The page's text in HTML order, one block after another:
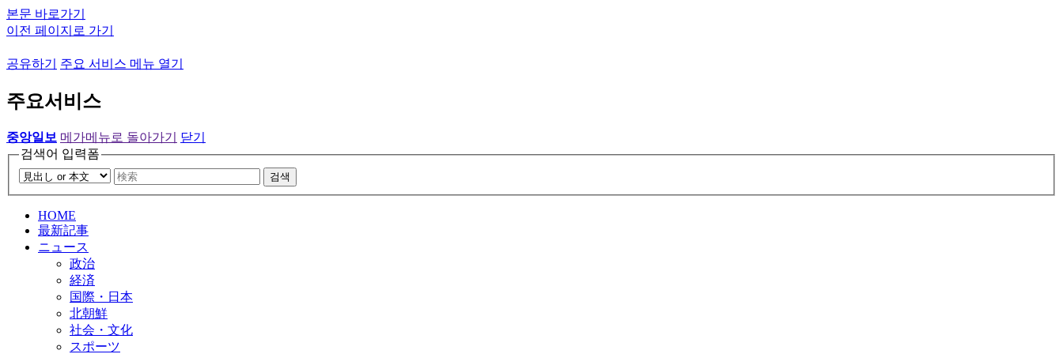
본문 바로가기
이전 페이지로 가기
공유하기 주요 서비스 메뉴 열기
주요서비스
중앙일보 메가메뉴로 돌아가기
닫기
검색어 입력폼
검색
HOME
最新記事
ニュース
政治
経済
国際・日本
北朝鮮
社会・文化
スポーツ